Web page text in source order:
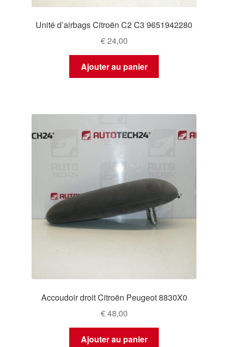
Unité d’airbags Citroën C2 C3 9651942280
€24,00
Ajouter au panier
Accoudoir droit Citroën Peugeot 8830X0
€48,00
Ajouter au panier